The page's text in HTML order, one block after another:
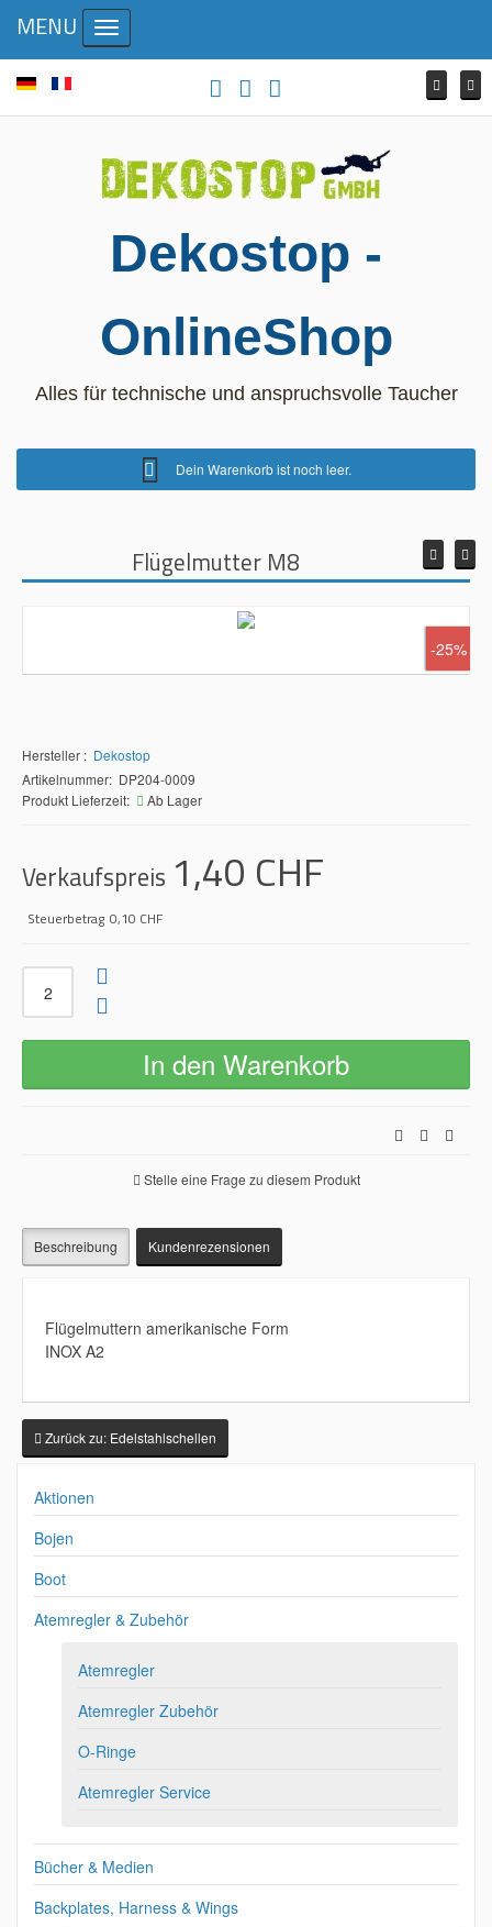
Dekostop -
OnlineShop
Alles für technische und anspruchsvolle Taucher
Dein Warenkorb ist noch leer.
MENU Toggle navigation
Flügelmutter M8
-25%
Hersteller
Dekostop
Artikelnummer: DP204-0009
Produkt Lieferzeit:
Ab Lager
Verkaufspreis 1,40 CHF
Steuerbetrag 0,10 CHF
Stelle eine Frage zu diesem Produkt
Beschreibung Kundenrezensionen
Flügelmuttern amerikanische Form
INOX A2
Zurück zu: Edelstahlschellen
Aktionen
Bojen
Boot
Atemregler & Zubehör
Atemregler
Atemregler Zubehör
O-Ringe
Atemregler Service
Bücher & Medien
Backplates, Harness & Wings